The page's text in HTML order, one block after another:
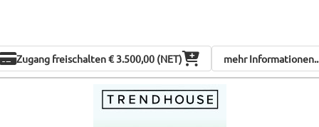
Zugang freischalten€ 3.500,00 (NET) mehr